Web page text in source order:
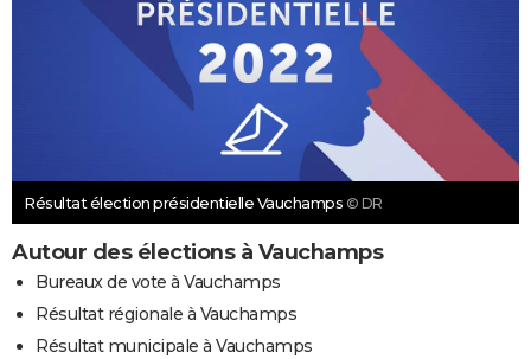
Résultat élection présidentielle Vauchamps © DR
Autour des élections à Vauchamps
Bureaux de vote à Vauchamps
Résultat régionale à Vauchamps
Résultat municipale à Vauchamps